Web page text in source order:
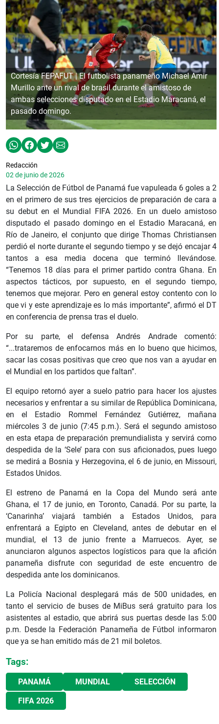
Cortesía FEPAFUT | El futbolista panameño Michael Amir
Murillo ante un rival de brasil durante el amistoso de
ambas selecciones disputado en el Estadio Maracaná, el
pasado domingo.
Redacción
02 de junio de 2026
La Selección de Fútbol de Panamá fue vapuleada 6 goles a 2
en el primero de sus tres ejercicios de preparación de cara a
su debut en el Mundial FIFA 2026. En un duelo amistoso
disputado el pasado domingo en el Estadio Maracaná, en
Río de Janeiro, el conjunto que dirige Thomas Christiansen
perdió el norte durante el segundo tiempo y se dejó encajar 4
tantos a esa media docena que terminó llevándose.
“Tenemos 18 días para el primer partido contra Ghana. En
aspectos tácticos, por supuesto, en el segundo tiempo,
tenemos que mejorar. Pero en general estoy contento con lo
que vi y este aprendizaje es lo más importante”, afirmó el DT
en conferencia de prensa tras el duelo.
Por su parte, el defensa Andrés Andrade comentó:
“...trataremos de enfocarnos más en lo bueno que hicimos,
sacar las cosas positivas que creo que nos van a ayudar en
el Mundial en los partidos que faltan”.
El equipo retornó ayer a suelo patrio para hacer los ajustes
necesarios y enfrentar a su similar de República Dominicana,
en el Estadio Rommel Fernández Gutiérrez, mañana
miércoles 3 de junio (7:45 p.m.). Será el segundo amistoso
en esta etapa de preparación premundialista y servirá como
despedida de la ‘Sele’ para con sus aficionados, pues luego
se medirá a Bosnia y Herzegovina, el 6 de junio, en Missouri,
Estados Unidos.
El estreno de Panamá en la Copa del Mundo será ante
Ghana, el 17 de junio, en Toronto, Canadá. Por su parte, la
‘Canarinha’ viajará también a Estados Unidos, para
enfrentará a Egipto en Cleveland, antes de debutar en el
mundial, el 13 de junio frente a Marruecos. Ayer, se
anunciaron algunos aspectos logísticos para que la afición
panameña disfrute con seguridad de este encuentro de
despedida ante los dominicanos.
La Policía Nacional desplegará más de 500 unidades, en
tanto el servicio de buses de MiBus será gratuito para los
asistentes al estadio, que abrirá sus puertas desde las 5:00
p.m. Desde la Federación Panameña de Fútbol informaron
que ya se han emitido más de 21 mil boletos.
Tags:
PANAMÁ MUNDIAL SELECCIÓN
FIFA 2026